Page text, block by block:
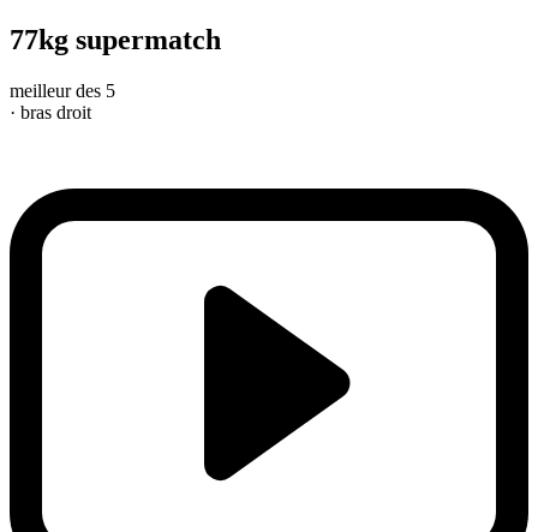
77kg supermatch
meilleur des 5
· bras droit